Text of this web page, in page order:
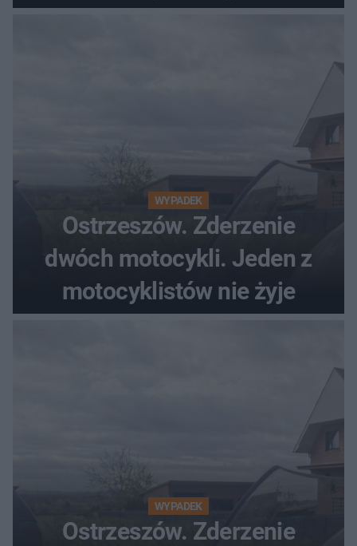
WYPADEK
Ostrzeszów. Zderzenie
dwóch motocykli. Jeden z
motocyklistów nie żyje
WYPADEK
Ostrzeszów. Zderzenie